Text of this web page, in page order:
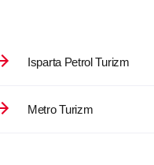
Isparta Petrol Turizm
Metro Turizm